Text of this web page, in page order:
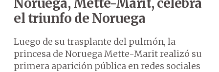
el triunfo de Noruega
Luego de su trasplante del pulmón, la
princesa de Noruega Mette-Marit realizó su
primera aparición pública en redes sociales